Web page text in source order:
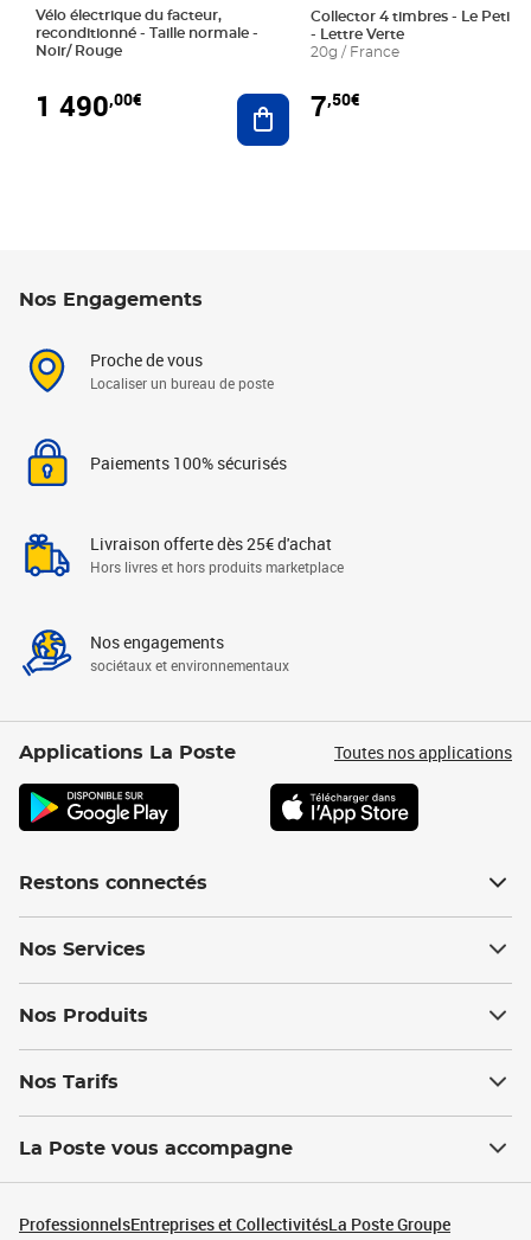
Vélo électrique du facteur,
reconditionné - Taille normale -
Noir/ Rouge
1 490,00€ Ajouter au panier
Collector 4 timbres - Le Petit
- Lettre Verte
20g / France
7,50€
Nos Engagements
Proche de vous
Localiser un bureau de poste
Paiements 100% sécurisés
Livraison offerte dès 25€ d'achat
Hors livres et hors produits marketplace
Nos engagements
sociétaux et environnementaux
Applications La Poste Toutes nos applications
Restons connectés
Nos Services
Nos Produits
Nos Tarifs
La Poste vous accompagne
ProfessionnelsEntreprises et CollectivitésLa Poste Groupe